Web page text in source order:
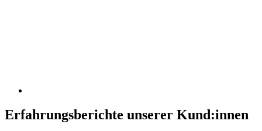
Erfahrungsberichte unserer Kund:innen